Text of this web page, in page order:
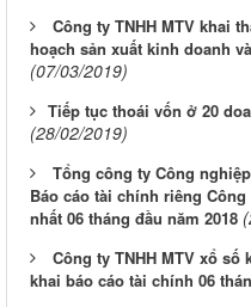
Công ty TNHH MTV khai
hoạch sản xuất kinh doanh
(07/03/2019)
​Tiếp tục thoái vốn ở 20
(28/02/2019)
Tổng công ty Công
Báo cáo tài chính riêng
nhất 06 tháng đầu năm 2018
Công ty TNHH MTV xổ số
khai báo cáo tài chính 06